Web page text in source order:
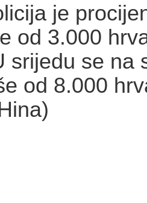
je
od 3.000
srijedu se na
od 8.000